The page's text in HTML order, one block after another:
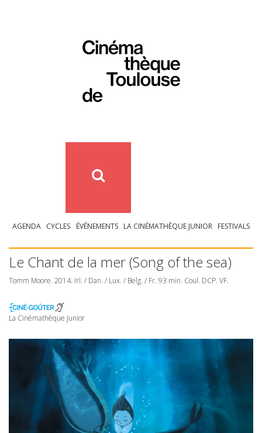
AGENDA CYCLES ÉVÉNEMENTS LA CINÉMATHÈQUE JUNIOR FESTIVALS
Le Chant de la mer (Song of the sea)
Tomm Moore. 2014. Irl. / Dan. / Lux. / Belg. / Fr. 93 min. Coul. DCP. VF.
La Cinémathèque Junior